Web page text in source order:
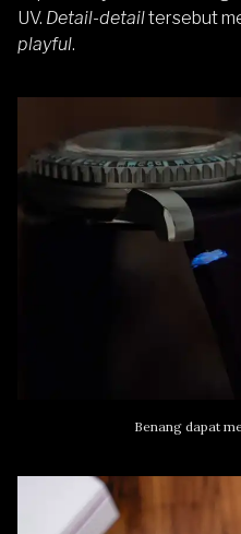
UV. Detail-detailtersebut
playful.
Benang dapat